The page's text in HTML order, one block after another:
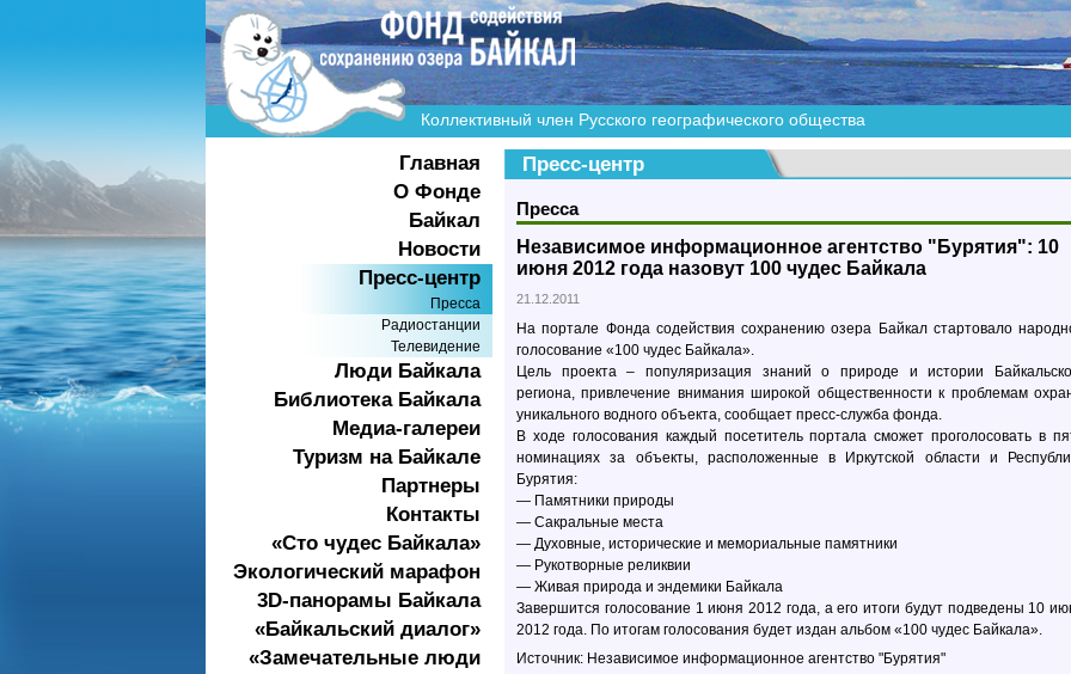
Коллективный член Русского географического общества
Главная
О Фонде
Байкал
Новости
Пресс-центр
Пресса
Радиостанции
Телевидение
Люди Байкала
Библиотека Байкала
Медиа-галереи
Туризм на Байкале
Партнеры
Контакты
«Сто чудес Байкала»
Экологичеcкий марафон
3D-панорамы Байкала
«Байкальский диалог»
«Замечательные люди
Пресс-центр
Пресса
Независимое информационное агентство "Бурятия": 10
июня 2012 года назовут 100 чудес Байкала
21.12.2011
На портале Фонда содействия сохранению озера Байкал стартовало
голосование «100 чудес Байкала».
Цель проекта – популяризация знаний о природе и истории
региона, привлечение внимания широкой общественности к проблемам
уникального водного объекта, сообщает пресс-служба фонда.
В ходе голосования каждый посетитель портала сможет проголосовать в
номинациях за объекты, расположенные в Иркутской области и
Бурятия:
— Памятники природы
— Сакральные места
— Духовные, исторические и мемориальные памятники
— Рукотворные реликвии
— Живая природа и эндемики Байкала
Завершится голосование 1 июня 2012 года, а его итоги будут подведены 10
2012 года. По итогам голосования будет издан альбом «100 чудес Байкала».
Источник: Независимое информационное агентство "Бурятия"